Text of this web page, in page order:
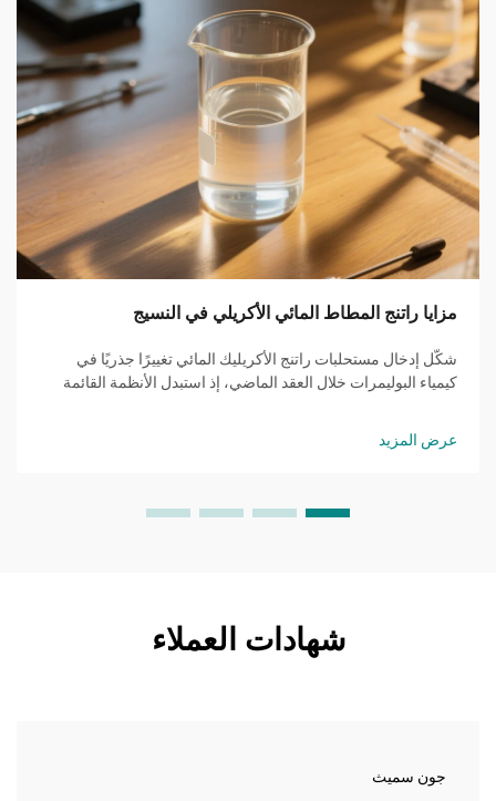
مزايا راتنج المطاط المائي الأكريلي في النسيج
شكّل إدخال مستحلبات راتنج الأكريليك المائي تغييرًا جذريًا في
كيمياء البوليمرات خلال العقد الماضي، إذ استبدل الأنظمة القائمة
كمرحلة مستمرة من التفاعل...
عرض المزيد
شهادات العملاء
جون سميث